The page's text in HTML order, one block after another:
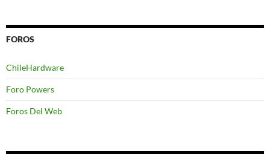
FOROS
ChileHardware
Foro Powers
Foros Del Web